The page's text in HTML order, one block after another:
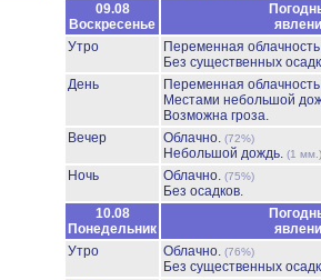
09.08
Воскресенье
Утро
Переменная
Без существенных
День
Переменная
Местами небольшой
Возможна гроза.
Вечер
Облачно. (72%)
Небольшой дождь. (1 мм.)
Ночь Облачно. (75%)
Без осадков.
10.08
Понедельник
Утро
Облачно. (76%)
Без существенных